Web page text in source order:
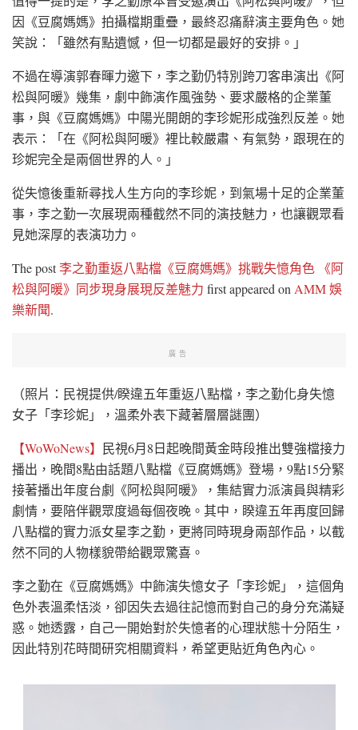
因《豆腐媽媽》拍攝檔期重疊，最終忍痛辭演主要角色。她
笑說：「雖然有點遺憾，但一切都是最好的安排。」
不過在導演郭春暉力邀下，李之勤仍特別跨刀客串演出《阿
松與阿暖》幾集，劇中飾演作風強勢、要求嚴格的企業董
事，與《豆腐媽媽》中陽光開朗的李珍妮形成強烈反差。她
表示：「在《阿松與阿暖》裡比較嚴肅、有氣勢，跟現在的
珍妮完全是兩個世界的人。」
從失憶後重新尋找人生方向的李珍妮，到氣場十足的企業董
事，李之勤一次展現兩種截然不同的演技魅力，也讓觀眾看
見她深厚的表演功力。
The post李之勤重返八點檔《豆腐媽媽》挑戰失憶角色 《阿
松與阿暖》同步現身展現反差魅力 first appeared on AMM 娛
樂新聞.
廣告
（照片：民視提供/睽違五年重返八點檔，李之勤化身失憶
女子「李珍妮」，溫柔外表下藏著層層謎團）
【WoWoNews】 民視6月8日起晚間黃金時段推出雙強檔接力
播出，晚間8點由話題八點檔《豆腐媽媽》登場，9點15分緊
接著播出年度台劇《阿松與阿暖》，集結實力派演員與精彩
劇情，要陪伴觀眾度過每個夜晚。其中，睽違五年再度回歸
八點檔的實力派女星李之勤，更將同時現身兩部作品，以截
然不同的人物樣貌帶給觀眾驚喜。
李之勤在《豆腐媽媽》中飾演失憶女子「李珍妮」，這個角
色外表溫柔恬淡，卻因失去過往記憶而對自己的身分充滿疑
惑。她透露，自己一開始對於失憶者的心理狀態十分陌生，
因此特別花時間研究相關資料，希望更貼近角色內心。